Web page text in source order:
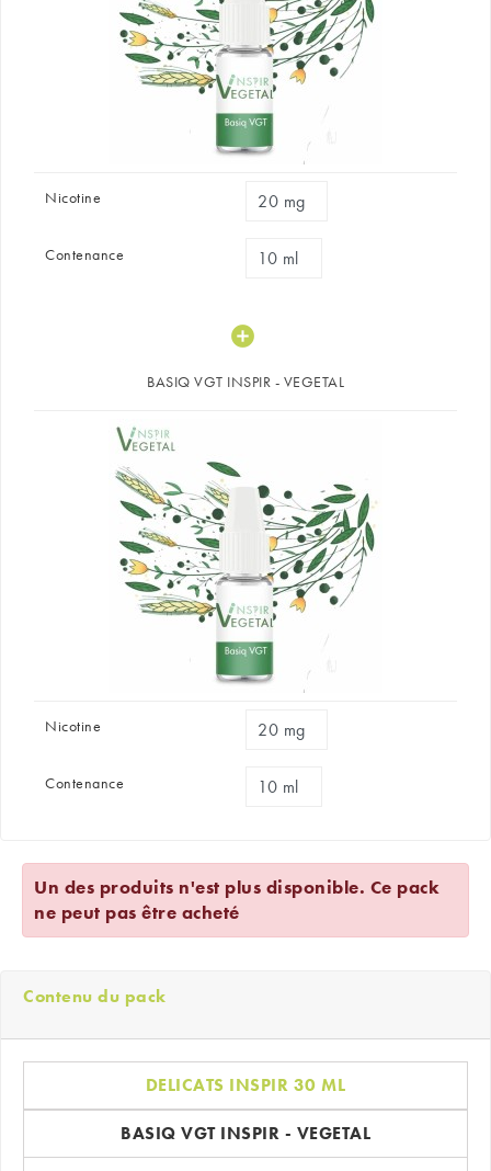
Nicotine
Contenance
BASIQ VGT INSPIR - VEGETAL
Nicotine
Contenance
Un des produits n'est plus disponible. Ce pack
ne peut pas être acheté
Contenu du pack
DELICATS INSPIR 30 ML
BASIQ VGT INSPIR - VEGETAL